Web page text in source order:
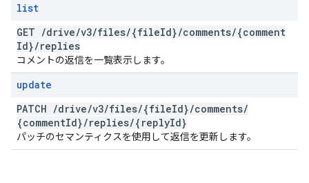
list
GET /drive/v3/files/{fileId}/comments/{comment
Id}/replies
コメントの返信を一覧表示します。
update
PATCH /drive/v3/files/{fileId}/comments/
{commentId}/replies/{replyId}
パッチのセマンティクスを使用して返信を更新します。